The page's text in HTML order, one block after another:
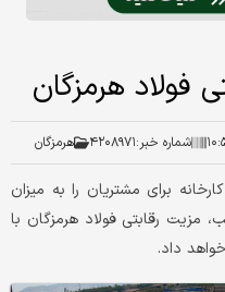
فولاد هرمزگان
شماره خبر:۴۲۰۸۹۷۱ هرمزگان
برای مشتریان را به میزان
مزیت رقابتی فولاد هرمزگان با
داد.